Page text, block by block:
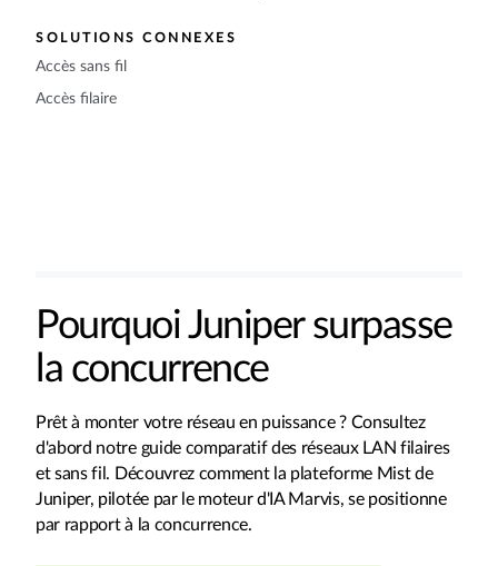
SOLUTIONS CONNEXES
Accès sans fil
Accès filaire
Pourquoi Juniper surpasse
la concurrence
Prêt à monter votre réseau en puissance ? Consultez
d'abord notre guide comparatif des réseaux LAN filaires
et sans fil. Découvrez comment la plateforme Mist de
Juniper, pilotée par le moteur d'IA Marvis, se positionne
par rapport à la concurrence.